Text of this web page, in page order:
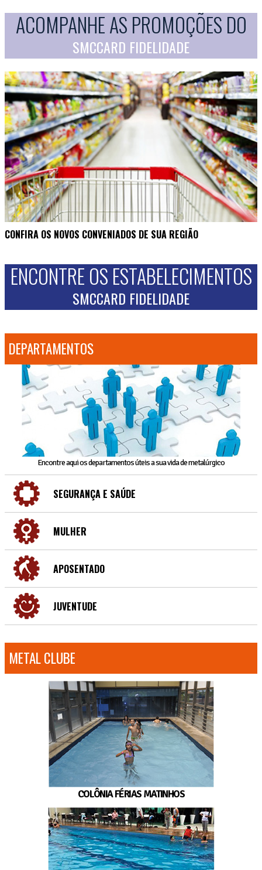
ACOMPANHE AS PROMOÇÕES DO
SMCCARD FIDELIDADE
CONFIRA OS NOVOS CONVENIADOS DE SUA REGIÃO
ENCONTRE OS ESTABELECIMENTOS
SMCCARD FIDELIDADE
DEPARTAMENTOS
Encontre aqui os departamentos úteis a sua vida de metalúrgico
SEGURANÇA E SAÚDE
MULHER
APOSENTADO
JUVENTUDE
METAL CLUBE
COLÔNIA FÉRIAS MATINHOS